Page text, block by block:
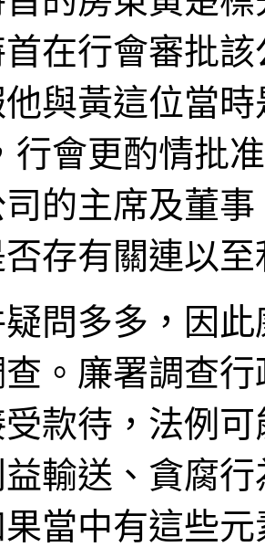
在行會審批
與黃這位當
行會更酌情批
的主席及董
存有關連以
問多多，因
。廉署調查
款待，法例
輸送、貪腐
當中有這些